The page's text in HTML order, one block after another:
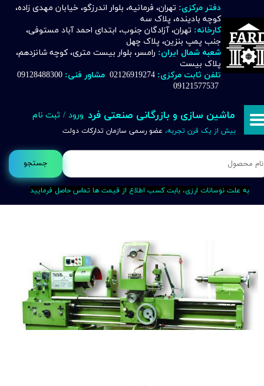
جستجو
دفتر مرکزی: تهران، فرمانیه، بلوار اندرزگو، خیابان مهدی زاده،
کوچه بادینده، پلاک سه
کارخانه: تهران، آزادگان جنوب، ابتدای احمد آباد مستوفی،
جنب پمپ بنزین، پلاک چهل
شعبه شمال ایران: رامسر، بلوار بیست متری، کوچه شانزدهم،
پلاک بیست
تلفن ثابت مرکزی: 02126919274 مشاور فنی:
09121577537
ماشین سازی و بازرگانی صنعتی فرد
بیش از یک قرن تجربه، عضو رسمی سازمان تدارکات دولت
ورود / ثبت نام
حساب کاربری من
تغییر گذر واژه
خروج از حساب کاربری
به علت نوسانات ارزی، بابت کسب اطلاع از قیمت ها تماس حاصل فرمایید